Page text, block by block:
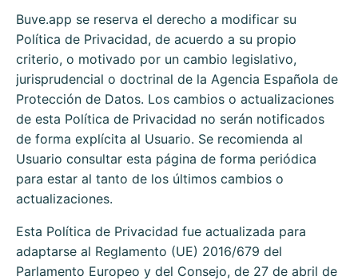
Buve.app se reserva el derecho a modificar su
Política de Privacidad, de acuerdo a su propio
criterio, o motivado por un cambio legislativo,
jurisprudencial o doctrinal de la Agencia Española de
Protección de Datos. Los cambios o actualizaciones
de esta Política de Privacidad no serán notificados
de forma explícita al Usuario. Se recomienda al
Usuario consultar esta página de forma periódica
para estar al tanto de los últimos cambios o
actualizaciones.
Esta Política de Privacidad fue actualizada para
adaptarse al Reglamento (UE) 2016/679 del
Parlamento Europeo y del Consejo, de 27 de abril de